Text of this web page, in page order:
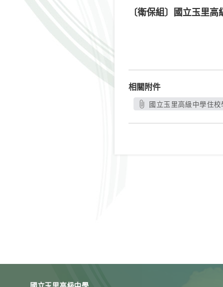
〔衛保組〕國立玉里
相關附件
國立玉里高級中學住